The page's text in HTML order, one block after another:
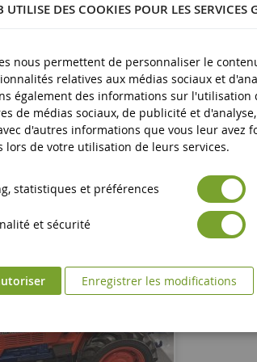
UTILISE DES COOKIES POUR LES SERVICES
nous permettent de personnaliser le
relatives aux médias sociaux et
également des informations sur l'utilisation
de médias sociaux, de publicité et
d'autres informations que vous leur avez
lors de votre utilisation de leurs services.
statistiques et préférences
et sécurité
Enregistrer les modifications